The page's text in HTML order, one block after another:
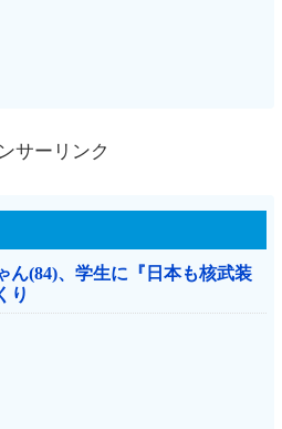
サーリンク
ん(84)、学生に『日本も核武装
り